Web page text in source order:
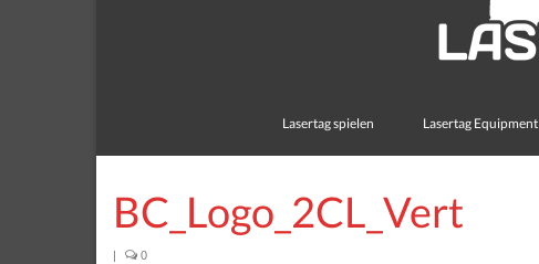
Lasertag spielen Lasertag Equipment
BC_Logo_2CL_Vert
| 0